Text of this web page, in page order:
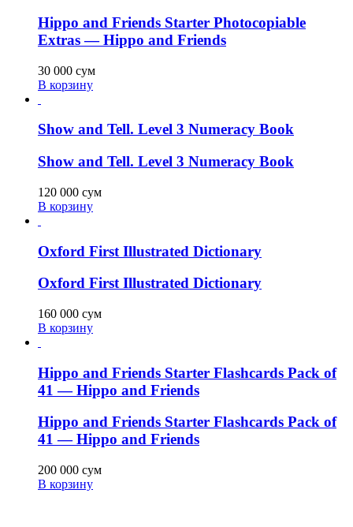
Hippo and Friends Starter Photocopiable
Extras — Hippo and Friends
30 000 сум
В корзину
Show and Tell. Level 3 Numeracy Book
Show and Tell. Level 3 Numeracy Book
120 000 сум
В корзину
Oxford First Illustrated Dictionary
Oxford First Illustrated Dictionary
160 000 сум
В корзину
Hippo and Friends Starter Flashcards Pack of
41 — Hippo and Friends
Hippo and Friends Starter Flashcards Pack of
41 — Hippo and Friends
200 000 сум
В корзину